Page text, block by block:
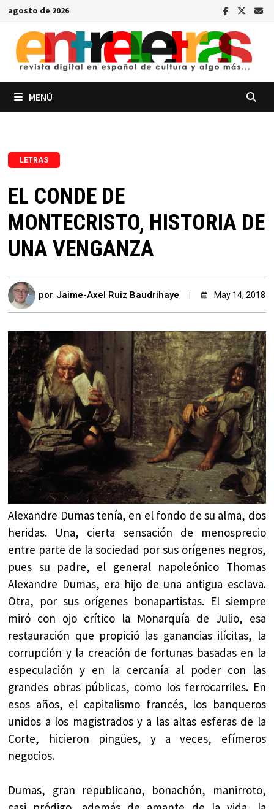
Saltar
contenido
agosto de 2026
MENÚ
LETRAS
EL CONDE DE
MONTECRISTO, HISTORIA DE
UNA VENGANZA
por Jaime-Axel Ruiz Baudrihaye May 14, 2018
Alexandre Dumas tenía, en el fondo de su alma, dos
heridas. Una, cierta sensación de menosprecio
entre parte de la sociedad por sus orígenes negros,
pues su padre, el general napoleónico Thomas
Alexandre Dumas, era hijo de una antigua esclava.
Otra, por sus orígenes bonapartistas. El siempre
miró con ojo crítico la Monarquía de Julio, esa
restauración que propició las ganancias ilícitas, la
corrupción y la creación de fortunas basadas en la
especulación y en la cercanía al poder con las
grandes obras públicas, como los ferrocarriles. En
esos años, el capitalismo francés, los banqueros
unidos a los magistrados y a las altas esferas de la
Corte, hicieron pingües, y a veces, efímeros
negocios.
Dumas, gran republicano, bonachón, manirroto,